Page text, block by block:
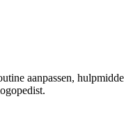
aanpassen,